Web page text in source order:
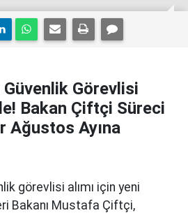
Görevlisi
Bakan Çiftçi Süreci
Ağustos Ayına
görevlisi alımı için yeni
Bakanı Mustafa Çiftçi,